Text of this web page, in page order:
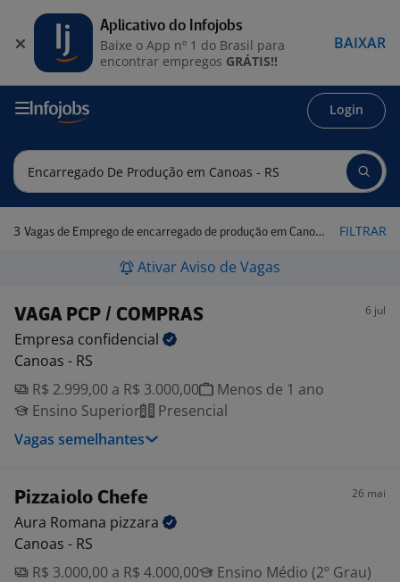
Login
3 Vagas de Emprego de encarregado de produção em Canoas - RS FILTRAR
Ativar Aviso de Vagas
VAGA PCP / COMPRAS 6 jul
Empresa confidencial
Canoas - RS
R$ 2.999,00 a R$ 3.000,00
Menos de 1 ano
Ensino Superior
Presencial
Vagas semelhantes
Pizzaiolo Chefe 26 mai
Aura Romana pizzara
Canoas - RS
R$ 3.000,00 a R$ 4.000,00
Ensino Médio (2º Grau)
Aplicativo do Infojobs
Baixe o App nº 1 do Brasil para
encontrar empregos GRÁTIS!!
BAIXAR